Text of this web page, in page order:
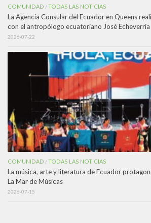
COMUNIDAD /TODAS LAS NOTICIAS
La Agencia Consular del Ecuador en Queens
con el antropólogo ecuatoriano José Echeverría
2026-07-22
COMUNIDAD /TODAS LAS NOTICIAS
La música, arte y literatura de Ecuador
La Mar de Músicas
2026-07-15